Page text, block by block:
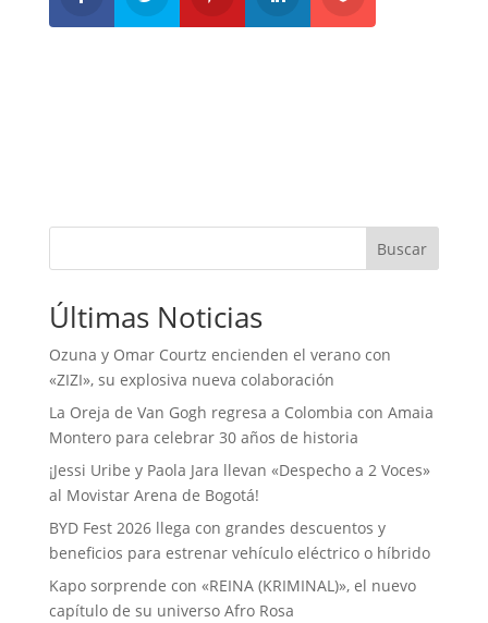
Buscar
Últimas Noticias
Ozuna y Omar Courtz encienden el verano con
«ZIZI», su explosiva nueva colaboración
La Oreja de Van Gogh regresa a Colombia con Amaia
Montero para celebrar 30 años de historia
¡Jessi Uribe y Paola Jara llevan «Despecho a 2 Voces»
al Movistar Arena de Bogotá!
BYD Fest 2026 llega con grandes descuentos y
beneficios para estrenar vehículo eléctrico o híbrido
Kapo sorprende con «REINA (KRIMINAL)», el nuevo
capítulo de su universo Afro Rosa